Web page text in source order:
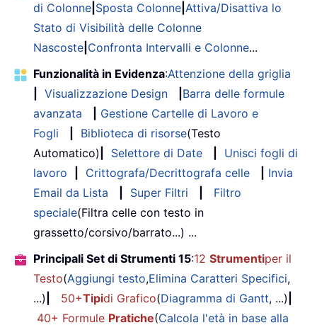
di Colonne Sposta Colonne Attiva/Disattiva lo
Stato di Visibilità delle Colonne
Nascoste Confronta Intervalli e Colonne...
Funzionalità in Evidenza:Attenzione della griglia
Visualizzazione Design
Barra delle formule
avanzata
Gestione Cartelle di Lavoro e
Fogli
Biblioteca di risorse(Testo
Automatico)
Selettore di Date
Unisci fogli di
lavoro
Crittografa/Decrittografa celle
Invia
Email da Lista
Super Filtri
Filtro
speciale(Filtra celle con testo in
grassetto/corsivo/barrato...) ...
Principali Set di Strumenti 15:12 Strumentiper il
Testo(Aggiungi testo,Elimina Caratteri Specifici,
...)
50+Tipidi Grafico(Diagramma di Gantt, ...)
40+ Formule Pratiche(Calcola l'età in base alla